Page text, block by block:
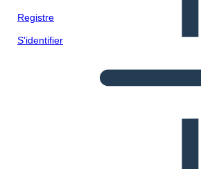
Registre
S'identifier